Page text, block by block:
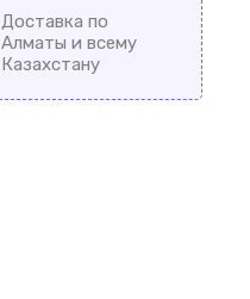
Доставка по
Алматы и всему
Казахстану